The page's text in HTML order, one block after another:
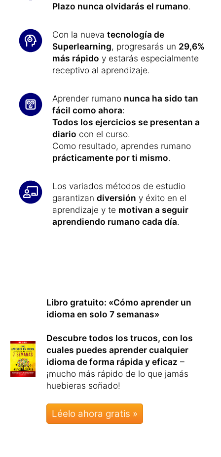
Plazo nunca olvidarás el rumano.
Con la nueva tecnología de
Superlearning, progresarás un 29,6%
más rápido y estarás especialmente
receptivo al aprendizaje.
Aprender rumano nunca ha sido tan
fácil como ahora:
Todos los ejercicios se presentan a
diario con el curso.
Como resultado, aprendes rumano
prácticamente por ti mismo.
Los variados métodos de estudio
garantizan diversión y éxito en el
aprendizaje y te motivan a seguir
aprendiendo rumano cada día.
Libro gratuito: «Cómo aprender un
idioma en solo 7 semanas»
Descubre todos los trucos, con los
cuales puedes aprender cualquier
idioma de forma rápida y eficaz –
¡mucho más rápido de lo que jamás
huebieras soñado!
Léelo ahora gratis »